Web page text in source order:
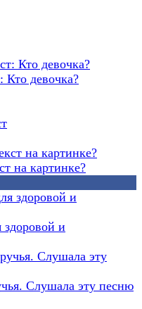
Кто девочка?
на картинке?
здоровой и
Слушала эту песню